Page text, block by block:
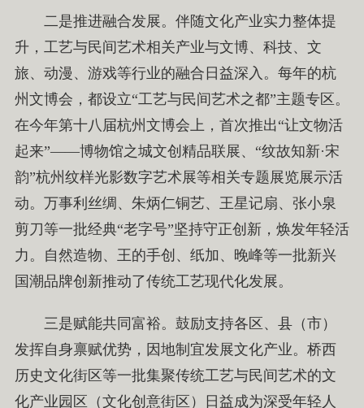
二是推进融合发展。伴随文化产业实力整体提
升，工艺与民间艺术相关产业与文博、科技、文
旅、动漫、游戏等行业的融合日益深入。每年的杭
州文博会，都设立“工艺与民间艺术之都”主题专区。
在今年第十八届杭州文博会上，首次推出“让文物活
起来”——博物馆之城文创精品联展、“纹故知新·宋
韵”杭州纹样光影数字艺术展等相关专题展览展示活
动。万事利丝绸、朱炳仁铜艺、王星记扇、张小泉
剪刀等一批经典“老字号”坚持守正创新，焕发年轻活
力。自然造物、王的手创、纸加、晚峰等一批新兴
国潮品牌创新推动了传统工艺现代化发展。
三是赋能共同富裕。鼓励支持各区、县（市）
发挥自身禀赋优势，因地制宜发展文化产业。桥西
历史文化街区等一批集聚传统工艺与民间艺术的文
化产业园区（文化创意街区）日益成为深受年轻人